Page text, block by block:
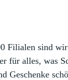
Filialen sind wir
für alles, was
Geschenke